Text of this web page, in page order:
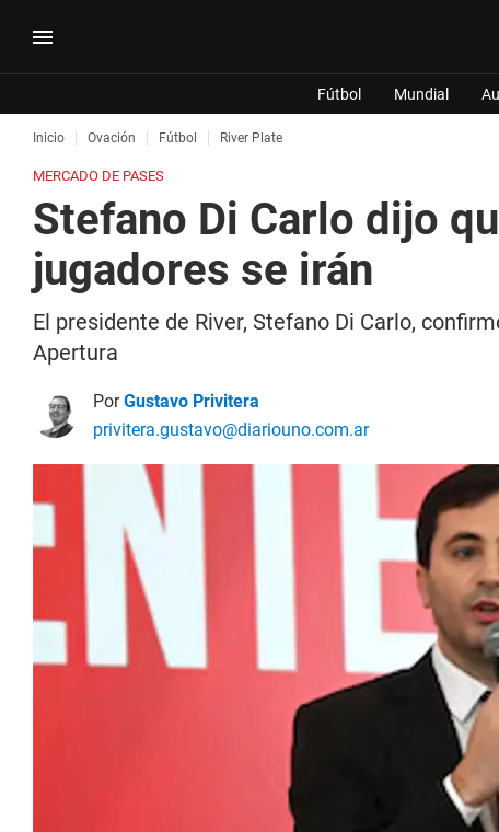
Fútbol Mundial
Inicio Ovación Fútbol River Plate
MERCADO DE PASES
Stefano Di Carlo dijo
jugadores se irán
El presidente de River, Stefano Di Carlo,
Apertura
PorGustavo Privitera
privitera.gustavo@diariouno.com.ar